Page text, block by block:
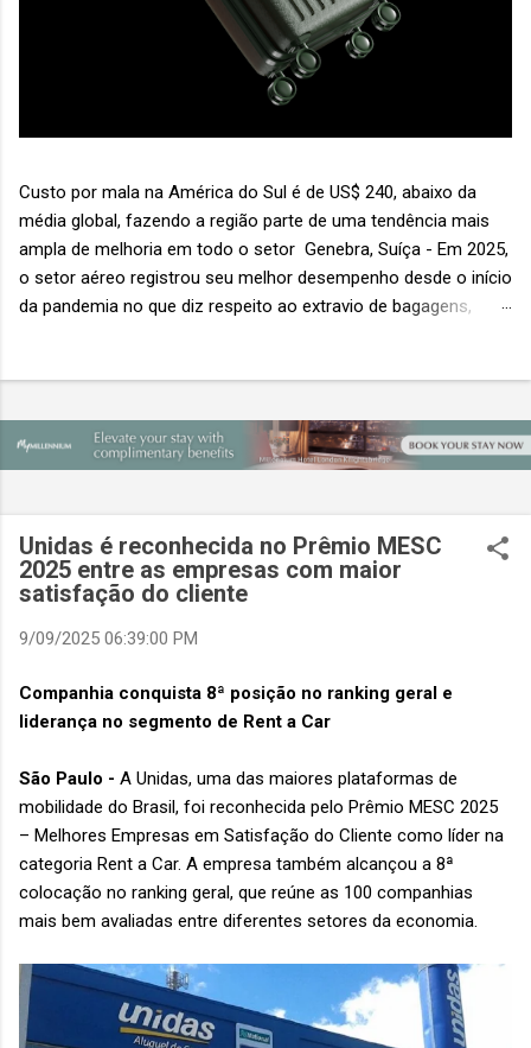
Custo por mala na América do Sul é de US$ 240, abaixo da
média global, fazendo a região parte de uma tendência mais
ampla de melhoria em todo o setor Genebra, Suíça - Em 2025,
o setor aéreo registrou seu melhor desempenho desde o início
da pandemia no que diz respeito ao extravio de bagagens,
“Baggage IT Insights” de 2026 da SITA, a 20ª edição anual
desse importante estudo de referência à indústria. (© SITA)
custa ao setor US$ 6,3 bilhões anualmente. Cada mala
extraviada acarreta um custo médio de US$ 260. Com um
lucro líquido médio de apenas US$ 8 por passageiro, uma mala
cinco anulam o lucro de um voo inteiro. O núme...
Unidas é reconhecida no Prêmio MESC
2025 entre as empresas com maior
satisfação do cliente
9/09/2025 06:39:00 PM
Companhia conquista 8ª posição no ranking geral e
liderança no segmento de Rent a Car
São Paulo - A Unidas, uma das maiores plataformas de
mobilidade do Brasil, foi reconhecida pelo Prêmio MESC 2025
– Melhores Empresas em Satisfação do Cliente como líder na
categoria Rent a Car. A empresa também alcançou a 8ª
colocação no ranking geral, que reúne as 100 companhias
mais bem avaliadas entre diferentes setores da economia.